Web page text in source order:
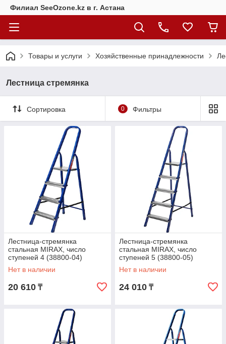
Филиал SeeOzone.kz в г. Астана
Товары и услуги Хозяйственные принадлежности
Лестница стремянка
Сортировка 0 Фильтры
Лестница-стремянка
стальная MIRAX, число
ступеней 4 (38800-04)
Нет в наличии
20 610 ₸
Лестница-стремянка
стальная MIRAX, число
ступеней 5 (38800-05)
Нет в наличии
24 010 ₸